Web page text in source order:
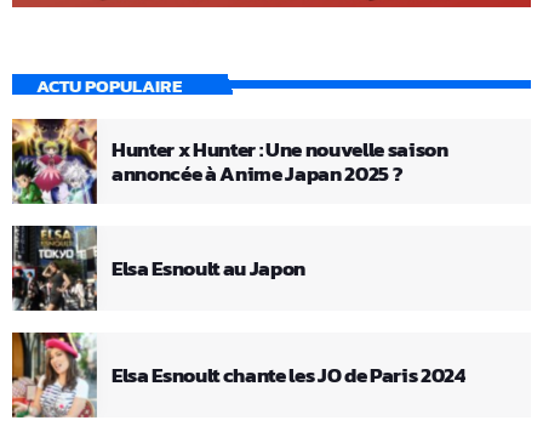
ACTU POPULAIRE
Hunter x Hunter : Une nouvelle saison
annoncée à Anime Japan 2025 ?
Elsa Esnoult au Japon
Elsa Esnoult chante les JO de Paris 2024